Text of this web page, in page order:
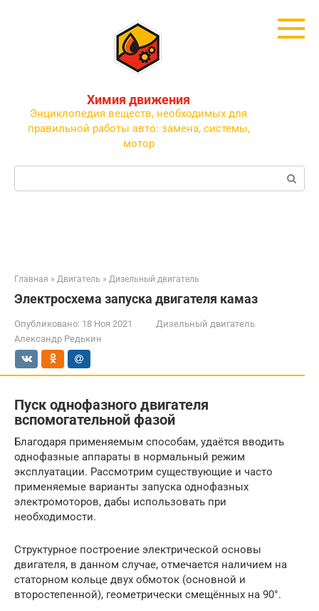
Химия движения
Энциклопедия веществ, необходимых для
правильной работы авто: замена, системы,
мотор
Поиск:
Главная » Двигатель » Дизельный двигатель
Электросхема запуска двигателя камаз
Опубликовано: 18 Ноя 2021
Дизельный двигатель
Александр Редькин
Пуск однофазного двигателя
вспомогательной фазой
Благодаря применяемым способам, удаётся вводить
однофазные аппараты в нормальный режим
эксплуатации. Рассмотрим существующие и часто
применяемые варианты запуска однофазных
электромоторов, дабы использовать при
необходимости.
Структурное построение электрической основы
двигателя, в данном случае, отмечается наличием на
статорном кольце двух обмоток (основной и
второстепенной), геометрически смещённых на 90°.